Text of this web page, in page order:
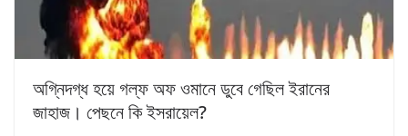
অগ্নিদগ্ধ হয়ে গল্ফ অফ ওমানে ডুবে গেছিল ইরানের
জাহাজ। পেছনে কি ইসরায়েল?